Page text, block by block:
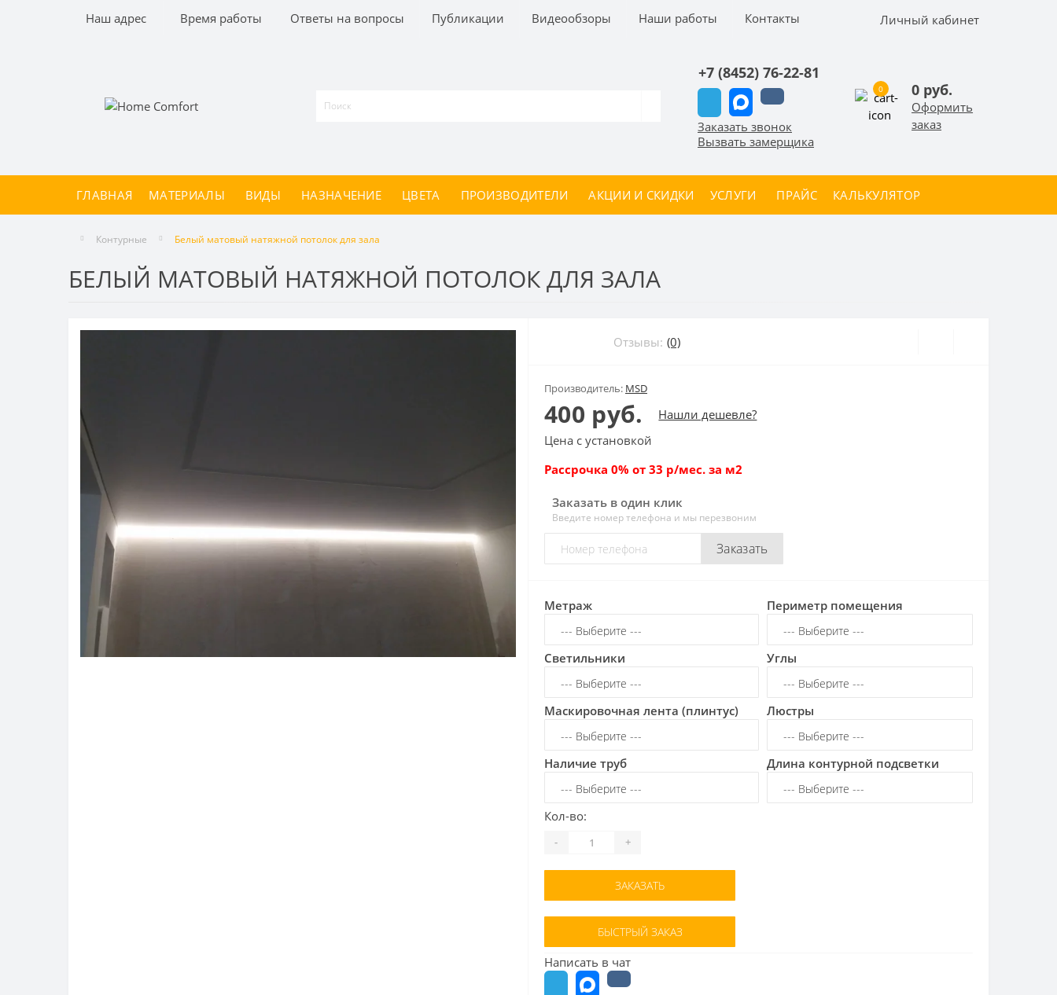
Наш адрес Время работы Ответы на вопросы Публикации Видеообзоры Наши работы Контакты Личный кабинет
+7 (8452) 76-22-81
Заказать звонок
Вызвать замерщика
0 0 руб.
Оформить
заказ
ГЛАВНАЯ МАТЕРИАЛЫ ВИДЫ НАЗНАЧЕНИЕ ЦВЕТА ПРОИЗВОДИТЕЛИ АКЦИИ И СКИДКИ УСЛУГИ ПРАЙС КАЛЬКУЛЯТОР
Контурные Белый матовый натяжной потолок для зала
БЕЛЫЙ МАТОВЫЙ НАТЯЖНОЙ ПОТОЛОК ДЛЯ ЗАЛА
Отзывы: (0)
Производитель: MSD
400 руб.
Нашли дешевле?
Цена с установкой
Рассрочка 0% от 33 р/мес. за м2
Заказать в один клик
Введите номер телефона и мы перезвоним
Заказать
Метраж Периметр помещения
Светильники Углы
Маскировочная лента (плинтус) Люстры
Наличие труб Длина контурной подсветки
Кол-во:
- +
ЗАКАЗАТЬ
БЫСТРЫЙ ЗАКАЗ
Написать в чат